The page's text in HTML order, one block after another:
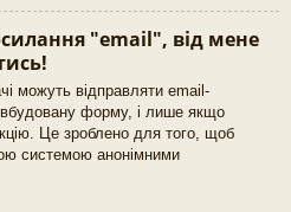
"email", від мене
можуть відправляти email-
форму, і лише якщо
Це зроблено для того, щоб
системою анонімними